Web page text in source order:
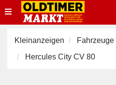
Toggle
navigation
Kleinanzeigen Fahrzeuge
Hercules City CV 80